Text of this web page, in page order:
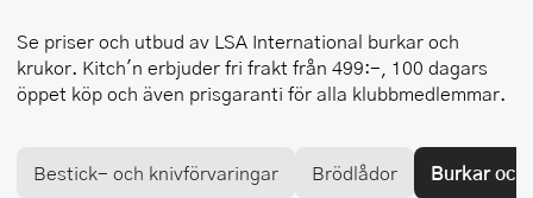
Se priser och utbud av LSA International burkar och
krukor. Kitch'n erbjuder fri frakt från 499:-, 100 dagars
öppet köp och även prisgaranti för alla klubbmedlemmar.
Bestick- och knivförvaringar Brödlådor Burkar